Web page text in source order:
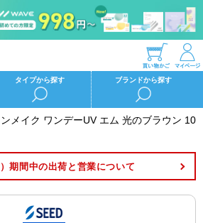
タイプから探す ブランドから探す
メイク ワンデーUV エム 光のブラウン 10
期間中の出荷と営業について